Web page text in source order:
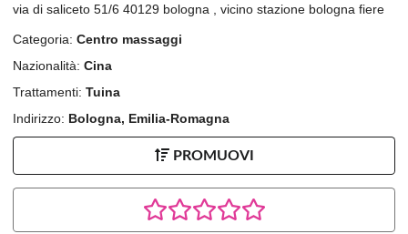
via di saliceto 51/6 40129 bologna , vicino stazione bologna fiere
Categoria: Centro massaggi
Nazionalità: Cina
Trattamenti: Tuina
Indirizzo: Bologna, Emilia-Romagna
PROMUOVI